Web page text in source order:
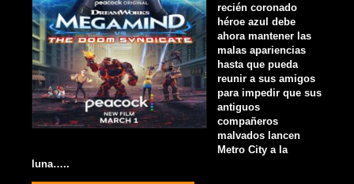
recién coronado
héroe azul debe
ahora mantener las
malas apariencias
hasta que pueda
reunir a sus amigos
para impedir que sus
antiguos
compañeros
malvados lancen
Metro City a la
luna…..